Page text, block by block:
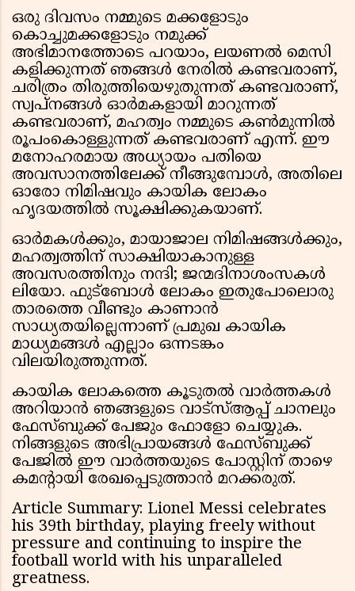
ഒരു ദിവസം നമ്മുടെ മക്കളോടും
കൊച്ചുമക്കളോടും നമുക്ക്
അഭിമാനത്തോടെ പറയാം, ലയണൽ മെസി
കളിക്കുന്നത് ഞങ്ങൾ നേരിൽ കണ്ടവരാണ്,
ചരിത്രം തിരുത്തിയെഴുതുന്നത് കണ്ടവരാണ്,
സ്വപ്നങ്ങൾ ഓർമകളായി മാറുന്നത്
കണ്ടവരാണ്, മഹത്വം നമ്മുടെ കൺമുന്നിൽ
രൂപംകൊള്ളുന്നത് കണ്ടവരാണ് എന്ന്. ഈ
മനോഹരമായ അധ്യായം പതിയെ
അവസാനത്തിലേക്ക് നീങ്ങുമ്പോൾ, അതിലെ
ഓരോ നിമിഷവും കായിക ലോകം
ഹൃദയത്തിൽ സൂക്ഷിക്കുകയാണ്.
ഓർമകൾക്കും, മായാജാല നിമിഷങ്ങൾക്കും,
മഹത്വത്തിന് സാക്ഷിയാകാനുള്ള
അവസരത്തിനും നന്ദി; ജന്മദിനാശംസകൾ
ലിയോ. ഫുട്ബോൾ ലോകം ഇതുപോലൊരു
താരത്തെ വീണ്ടും കാണാൻ
സാധ്യതയില്ലെന്നാണ് പ്രമുഖ കായിക
മാധ്യമങ്ങൾ എല്ലാം ഒന്നടങ്കം
വിലയിരുത്തുന്നത്.
കായിക ലോകത്തെ കൂടുതൽ വാർത്തകൾ
അറിയാൻ ഞങ്ങളുടെ വാട്സ്ആപ്പ് ചാനലും
ഫേസ്ബുക്ക് പേജും ഫോളോ ചെയ്യുക.
നിങ്ങളുടെ അഭിപ്രായങ്ങൾ ഫേസ്ബുക്ക്
പേജിൽ ഈ വാർത്തയുടെ പോസ്റ്റിന് താഴെ
കമൻ്റായി രേഖപ്പെടുത്താൻ മറക്കരുത്.
Article Summary: Lionel Messi celebrates
his 39th birthday, playing freely without
pressure and continuing to inspire the
football world with his unparalleled
greatness.